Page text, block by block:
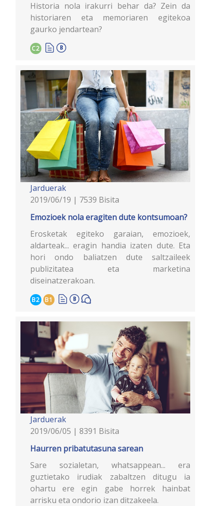
Historia nola irakurri behar da? Zein da
historiaren eta memoriaren egitekoa
gaurko jendartean?
C2
Jarduerak
2019/06/19 | 7539 Bisita
Emozioek nola eragiten dute kontsumoan?
Erosketak egiteko garaian, emozioek,
aldarteak... eragin handia izaten dute. Eta
hori ondo baliatzen dute saltzaileek
publizitatea eta marketina
diseinatzerakoan.
B2 B1
Jarduerak
2019/06/05 | 8391 Bisita
Haurren pribatutasuna sarean
Sare sozialetan, whatsappean... era
guztietako irudiak zabaltzen ditugu ia
ohartu ere egin gabe horrek hainbat
arrisku eta ondorio izan ditzakeela.